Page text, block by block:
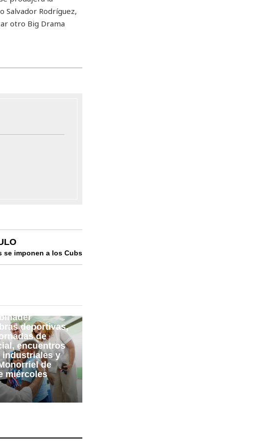
Salvador Rodríguez,
otro Big Drama
se imponen a los Cubs
deportivas,
de
encuentros
industriales y
de
miércoles